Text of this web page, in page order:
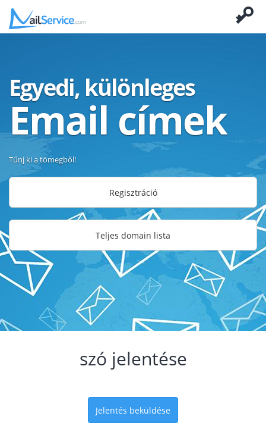
Egyedi, különleges
Email címek
Tűnj ki a tömegből!
Regisztráció
Teljes domain lista
szó jelentése
Jelentés beküldése